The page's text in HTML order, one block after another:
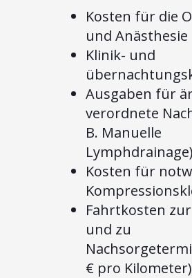
Kosten für die
und Anästhesie
Klinik- und
Ausgaben für
verordnete
B. Manuelle
Lymphdrainage)
Kosten für
Fahrtkosten
und zu
€ pro Kilometer)